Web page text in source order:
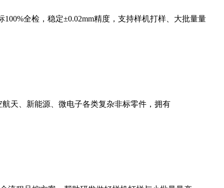
全检，稳定±0.02mm精度，支持样机打样、大批量量
天、新能源、微电子各类复杂非标零件，拥有